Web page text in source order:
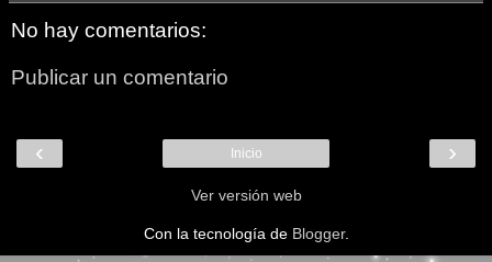
No hay comentarios:
Publicar un comentario
‹ ›
Inicio
Ver versión web
Con la tecnología de Blogger.